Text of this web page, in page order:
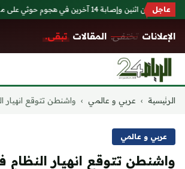
عاجل
اثنين وإصابة 14 آخرين في هجوم حوثي على مأرب
الإعلانات تختفي. المقالات تبقى.
التجاوز
الرئيسية › عربي و عالمي › واشنطن تتوقع انهيار
عربي و عالمي
واشنطن تتوقع انهيار النظام